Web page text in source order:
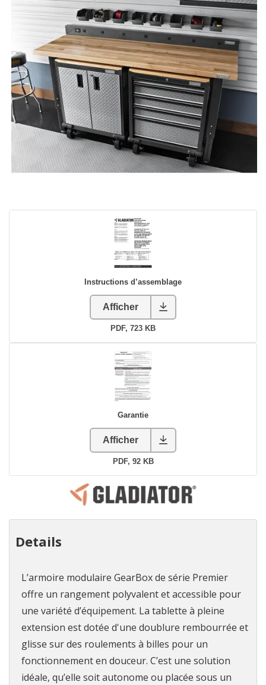
Details
L’armoire modulaire GearBox de série Premier
offre un rangement polyvalent et accessible pour
une variété d’équipement. La tablette à pleine
extension est dotée d'une doublure rembourrée et
glisse sur des roulements à billes pour un
fonctionnement en douceur. C’est une solution
idéale, qu’elle soit autonome ou placée sous un